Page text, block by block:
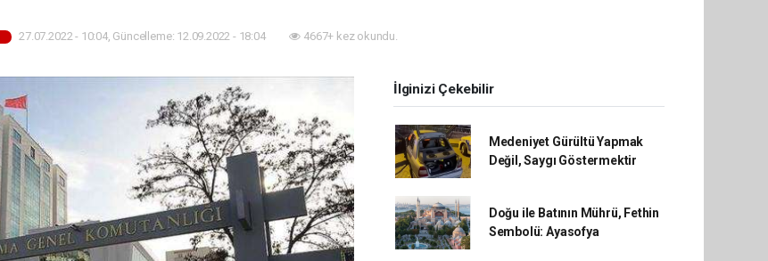
27.07.2022 - 10:04, Güncelleme: 12.09.2022 - 18:04 4667+ kez okundu.
İlginizi Çekebilir
Medeniyet Gürültü Yapmak
Değil, Saygı Göstermektir
Doğu ile Batının Mührü, Fethin
Sembolü: Ayasofya